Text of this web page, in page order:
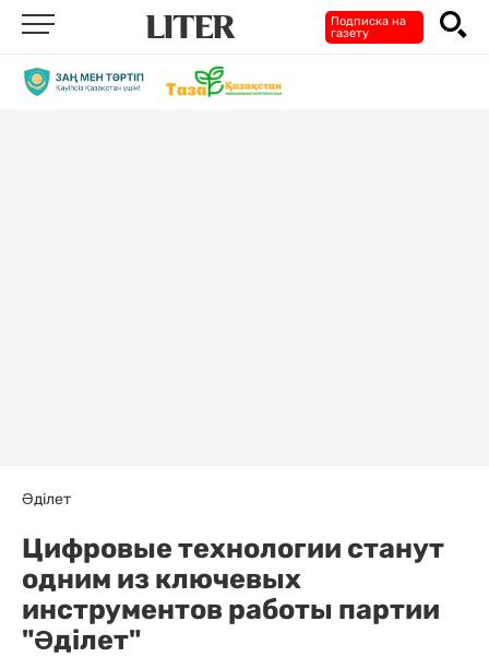
Подписка на
газету
Әділет
Цифровые технологии станут
одним из ключевых
инструментов работы партии
"Әділет"